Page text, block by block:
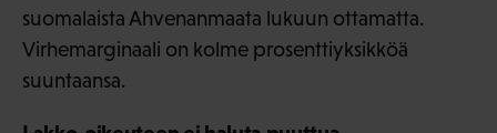
suomalaista Ahvenanmaata lukuun ottamatta.
Virhemarginaali on kolme prosenttiyksikköä
suuntaansa.